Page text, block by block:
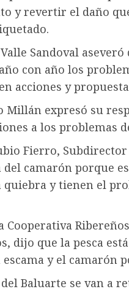
y revertir el daño
Sandoval
con año los
acciones y
Millán expresó su
a los problemas
Fierro, Subdirector
camarón porque
quiebra y tienen el
dijo que la pesca
y el camarón
Baluarte se van a